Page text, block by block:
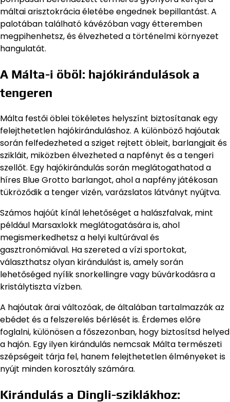
máltai arisztokrácia életébe engednek bepillantást. A
palotában található kávézóban vagy étteremben
megpihenhetsz, és élvezheted a történelmi környezet
hangulatát.
A Málta-i öböl: hajókirándulások a
tengeren
Málta festői öblei tökéletes helyszínt biztosítanak egy
felejthetetlen hajókiránduláshoz. A különböző hajóutak
során felfedezheted a sziget rejtett öbleit, barlangjait és
szikláit, miközben élvezheted a napfényt és a tengeri
szellőt. Egy hajókirándulás során meglátogathatod a
híres Blue Grotto barlangot, ahol a napfény játékosan
tükröződik a tenger vizén, varázslatos látványt nyújtva.
Számos hajóút kínál lehetőséget a halászfalvak, mint
például Marsaxlokk meglátogatására is, ahol
megismerkedhetsz a helyi kultúrával és
gasztronómiával. Ha szereted a vízi sportokat,
választhatsz olyan kirándulást is, amely során
lehetőséged nyílik snorkellingre vagy búvárkodásra a
kristálytiszta vízben.
A hajóutak árai változóak, de általában tartalmazzák az
ebédet és a felszerelés bérlését is. Érdemes előre
foglalni, különösen a főszezonban, hogy biztosítsd helyed
a hajón. Egy ilyen kirándulás nemcsak Málta természeti
szépségeit tárja fel, hanem felejthetetlen élményeket is
nyújt minden korosztály számára.
Kirándulás a Dingli-sziklákhoz: